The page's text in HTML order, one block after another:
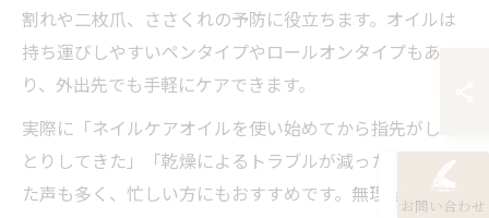
割れや二枚爪、ささくれの予防に役立ちます。オイルは
持ち運びしやすいペンタイプやロールオンタイプもあ
り、外出先でも手軽にケアできます。
実際に「ネイルケアオイルを使い始めてから指先がしっ
とりしてきた」「乾燥によるトラブルが減った」といっ
た声も多く、忙しい方にもおすすめです。無理なく続け
お問い合わせ